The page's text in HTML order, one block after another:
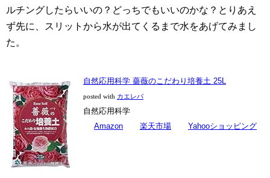
ルチングしたらいいの？どっちでもいいのかな？とりあえ
ず先に、スリットから水が出てくるまで水をあげてみまし
た。
自然応用科学 薔薇のこだわり培養土 25L
posted with カエレバ
自然応用科学
Amazon
楽天市場 Yahooショッピング